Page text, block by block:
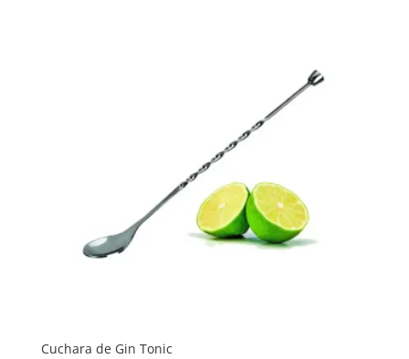
Cuchara de Gin Tonic